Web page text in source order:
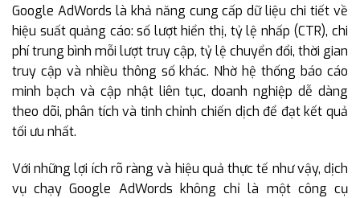
Google AdWords là khả năng cung cấp dữ liệu chi tiết về
hiệu suất quảng cáo: số lượt hiển thị, tỷ lệ nhấp (CTR), chi
phí trung bình mỗi lượt truy cập, tỷ lệ chuyển đổi, thời gian
truy cập và nhiều thông số khác. Nhờ hệ thống báo cáo
minh bạch và cập nhật liên tục, doanh nghiệp dễ dàng
theo dõi, phân tích và tinh chỉnh chiến dịch để đạt kết quả
tối ưu nhất.
Với những lợi ích rõ ràng và hiệu quả thực tế như vậy, dịch
vụ chạy Google AdWords không chỉ là một công cụ